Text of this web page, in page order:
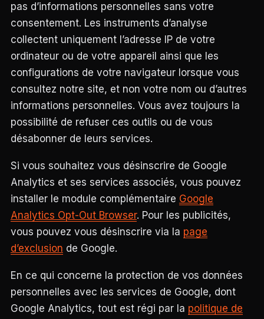
pas d’informations personnelles sans votre
consentement. Les instruments d’analyse
collectent uniquement l’adresse IP de votre
ordinateur ou de votre appareil ainsi que les
configurations de votre navigateur lorsque vous
consultez notre site, et non votre nom ou d’autres
informations personnelles. Vous avez toujours la
possibilité de refuser ces outils ou de vous
désabonner de leurs services.
Si vous souhaitez vous désinscrire de Google
Analytics et ses services associés, vous pouvez
installer le module complémentaire Google
Analytics Opt-Out Browser. Pour les publicités,
vous pouvez vous désinscrire via la page
d’exclusion de Google.
En ce qui concerne la protection de vos données
personnelles avec les services de Google, dont
Google Analytics, tout est régi par la politique de